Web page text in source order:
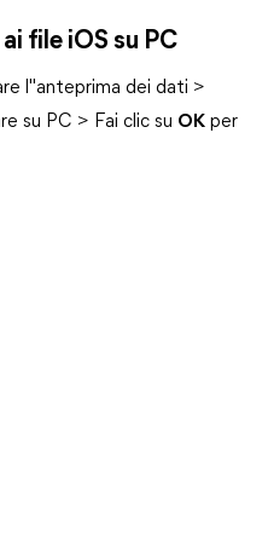
file iOS su PC
l"anteprima dei dati >
su PC > Fai clic su OK per